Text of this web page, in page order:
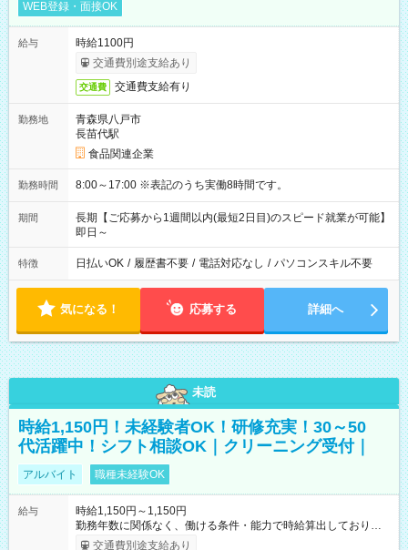
WEB登録・面接OK
給与
時給1100円
交通費別途支給あり
交通費 交通費支給有り
勤務地
青森県八戸市
長苗代駅
食品関連企業
勤務時間 8:00～17:00 ※表記のうち実働8時間です。
期間
長期【ご応募から1週間以内(最短2日目)のスピード就業が可能】
即日～
特徴 日払いOK / 履歴書不要 / 電話対応なし / パソコンスキル不要
気になる！ 応募する 詳細へ
未読
時給1,150円！未経験者OK！研修充実！30～50
代活躍中！シフト相談OK｜クリーニング受付｜
アルバイト 職種未経験OK
給与
時給1,150円～1,150円
勤務年数に関係なく、働ける条件・能力で時給算出しておりま
す。 ・12カ月以上働ける方 ・土曜日勤務月の半分以上勤務でき
交通費別途支給あり